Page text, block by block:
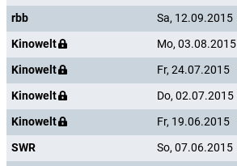
rbb
Sa, 12.09.2015
Kinowelt
Mo, 03.08.2015
Kinowelt
Fr, 24.07.2015
Kinowelt
Do, 02.07.2015
Kinowelt
Fr, 19.06.2015
SWR
So, 07.06.2015